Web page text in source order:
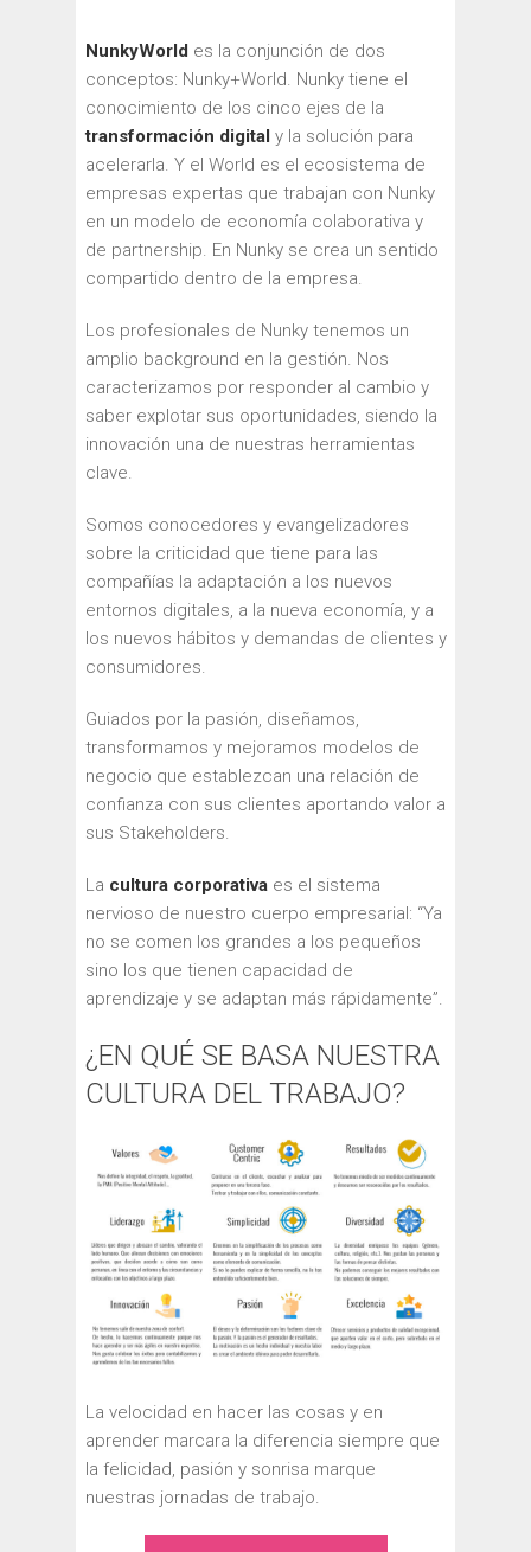
NunkyWorld es la conjunción de dos
conceptos: Nunky+World. Nunky tiene el
conocimiento de los cinco ejes de la
transformación digital y la solución para
acelerarla. Y el World es el ecosistema de
empresas expertas que trabajan con Nunky
en un modelo de economía colaborativa y
de partnership. En Nunky se crea un sentido
compartido dentro de la empresa.
Los profesionales de Nunky tenemos un
amplio background en la gestión. Nos
caracterizamos por responder al cambio y
saber explotar sus oportunidades, siendo la
innovación una de nuestras herramientas
clave.
Somos conocedores y evangelizadores
sobre la criticidad que tiene para las
compañías la adaptación a los nuevos
entornos digitales, a la nueva economía, y a
los nuevos hábitos y demandas de clientes y
consumidores.
Guiados por la pasión, diseñamos,
transformamos y mejoramos modelos de
negocio que establezcan una relación de
confianza con sus clientes aportando valor a
sus Stakeholders.
La cultura corporativaes el sistema
nervioso de nuestro cuerpo empresarial: “Ya
no se comen los grandes a los pequeños
sino los que tienen capacidad de
aprendizaje y se adaptan más rápidamente”.
¿EN QUÉ SE BASA NUESTRA
CULTURA DEL TRABAJO?
La velocidad en hacer las cosas y en
aprender marcara la diferencia siempre que
la felicidad, pasión y sonrisa marque
nuestras jornadas de trabajo.